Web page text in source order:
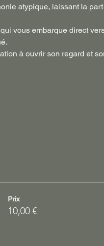
atypique, laissant la
vous embarque direct
à ouvrir son regard et
Prix
10,00 €